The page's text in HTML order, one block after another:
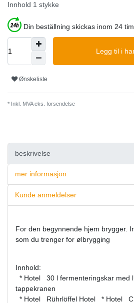
Innhold 1 stykke
Din beställning skickas inom 24
Legg til i
Ønskeliste
* Inkl. MVA eks. forsendelse
beskrivelse
mer informasjon
Kunde anmeldelser
For den begynnende hjem brygger.
som du trenger for ølbrygging
Innhold:
* Hotel 30 l fermenteringskar med
tappekranen
* Hotel Rührlöffel Hotel * Hotel